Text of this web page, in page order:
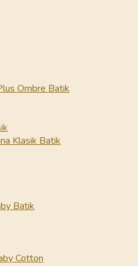
Ombre Batik
Klasik Batik
Batik
Cotton